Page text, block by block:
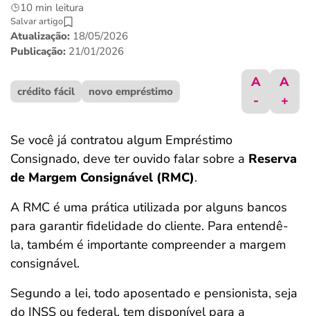
últimas notícias
ferramentas
10 min leitura
Salvar artigo
Atualização: 18/05/2026
Publicação: 21/01/2026
crédito fácil novo empréstimo
A
-
A
+
Se você já contratou algum Empréstimo
Consignado, deve ter ouvido falar sobre a Reserva
de Margem Consignável (RMC).
A RMC é uma prática utilizada por alguns bancos
para garantir fidelidade do cliente. Para entendê-
la, também é importante compreender a margem
consignável.
Segundo a lei, todo aposentado e pensionista, seja
do INSS ou federal, tem disponível para a